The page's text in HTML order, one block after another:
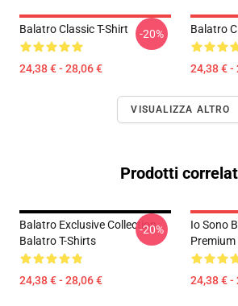
Balatro Classic T-Shirt
24,38 € - 28,06 €
-20% Balatro
24,38 € -
VISUALIZZA ALTRO
Prodotti
Balatro Exclusive Collection
Balatro T-Shirts
24,38 € - 28,06 €
-20%
Io Sono
Premium
24,38 € -